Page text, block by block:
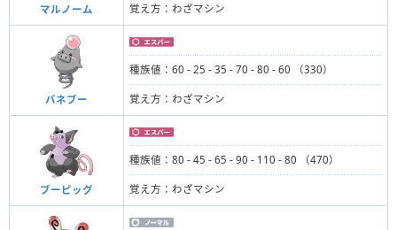
マルノーム 覚え方：わざマシン
バネブー
種族値：60 - 25 - 35 - 70 - 80 - 60 （330）
覚え方：わざマシン
ブーピッグ
種族値：80 - 45 - 65 - 90 - 110 - 80 （470）
覚え方：わざマシン